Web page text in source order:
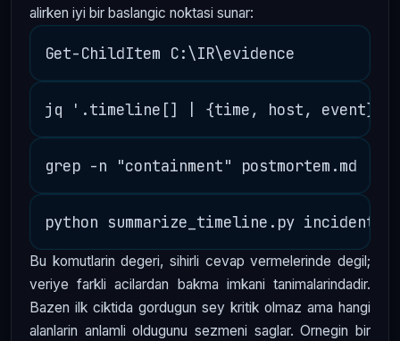
alirken iyi bir baslangic noktasi sunar:
Bu komutlarin degeri, sihirli cevap vermelerinde degil;
veriye farkli acilardan bakma imkani tanimalarindadir.
Bazen ilk ciktida gordugun sey kritik olmaz ama hangi
alanlarin anlamli oldugunu sezmeni saglar. Ornegin bir